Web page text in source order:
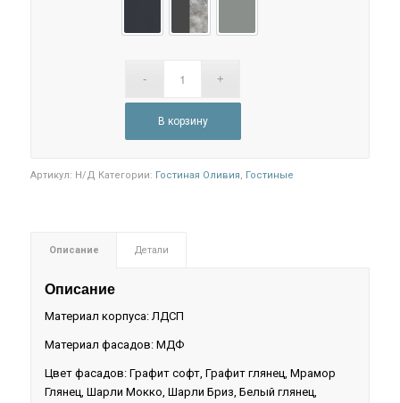
Графит/Графит софт
Графит/Мрамор глянец
В корзину
Артикул: Н/Д Категории: Гостиная Оливия, Гостиные
Описание Детали
Описание
Материал корпуса: ЛДСП
Материал фасадов: МДФ
Цвет фасадов: Графит софт, Графит глянец, Мрамор
Глянец, Шарли Мокко, Шарли Бриз, Белый глянец,